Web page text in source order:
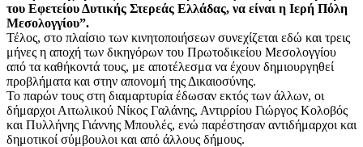
του Εφετείου Δυτικής Στερεάς Ελλάδας, να είναι η Ιερή Πόλη
Μεσολογγίου”.
Τέλος, στο πλαίσιο των κινητοποιήσεων συνεχίζεται εδώ και τρεις
μήνες η αποχή των δικηγόρων του Πρωτοδικείου Μεσολογγίου
από τα καθήκοντά τους, με αποτέλεσμα να έχουν δημιουργηθεί
προβλήματα και στην απονομή της Δικαιοσύνης.
Το παρών τους στη διαμαρτυρία έδωσαν εκτός των άλλων, οι
δήμαρχοι Αιτωλικού Νίκος Γαλάνης, Αντιρρίου Γιώργος Κολοβός
και Πυλλήνης Γιάννης Μπουλές, ενώ παρέστησαν αντιδήμαρχοι και
δημοτικοί σύμβουλοι και από άλλους δήμους.